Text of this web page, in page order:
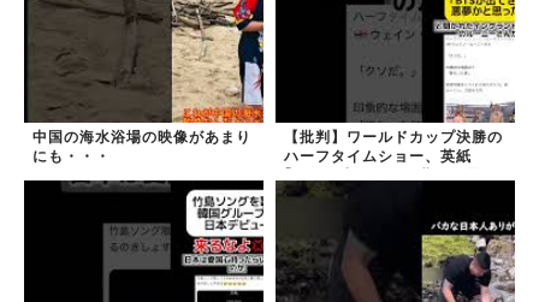
中国の海水浴場の映像があまり
にも・・・
【批判】ワールドカップ決勝の
ハーフタイムショー、英紙
た｣